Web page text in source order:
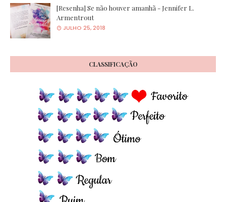
[Resenha] Se não houver amanhã - Jennifer L.
Armentrout
JULHO 25, 2018
CLASSIFICAÇÃO